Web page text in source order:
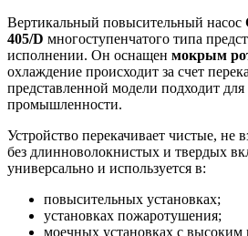
Вертикальный повысительный насос
405/D многоступенчатого типа
исполнении. Он оснащен мокрым
охлаждение происходит за счет
представленной модели подходит
промышленности.
Устройство перекачивает чистые, не
без длинноволокнистых и твердых
универсально и используется в:
повысительных установках;
установках пожаротушения;
моечных установках с высоким